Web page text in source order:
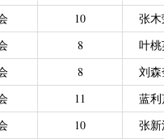
10 张
8 叶
8 刘
11 蓝
10 张